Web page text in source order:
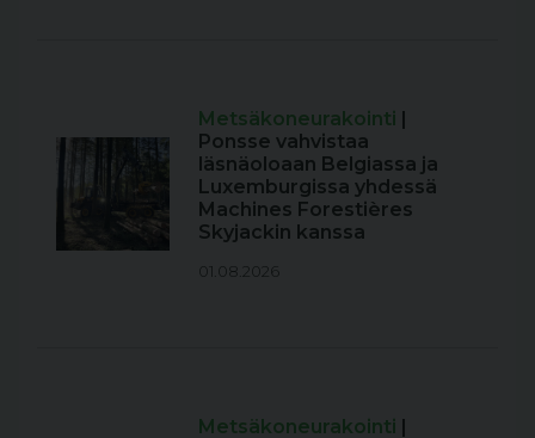
Metsäkoneurakointi |
Ponsse vahvistaa
läsnäoloaan Belgiassa ja
Luxemburgissa yhdessä
Machines Forestières
Skyjackin kanssa
01.08.2026
Metsäkoneurakointi |